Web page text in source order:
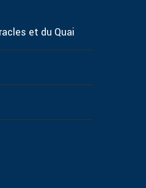
et du Quai